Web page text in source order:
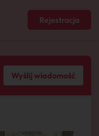
Rejestracja
Wyślij wiadomość